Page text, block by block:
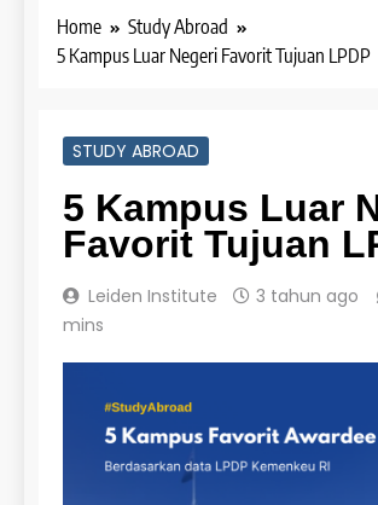
Home
Study Abroad
5 Kampus Luar Negeri Favorit Tujuan LPDP
STUDY ABROAD
5 Kampus Luar
Favorit Tujuan
Leiden Institute 3 tahun ago
mins